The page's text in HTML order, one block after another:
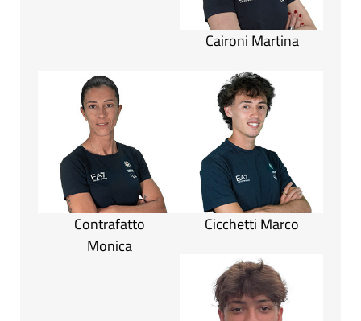
Caironi Martina
Contrafatto
Monica
Cicchetti Marco